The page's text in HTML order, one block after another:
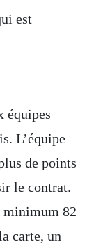
est
équipes
L’équipe
de points
le contrat.
minimum 82
carte, un